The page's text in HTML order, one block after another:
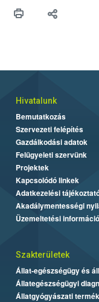
biztonsági Hivatal
Hivatalunk
Bemutatkozás
Szervezeti felépítés
Gazdálkodási adatok
Felügyeleti szervünk
Projektek
Kapcsolódó linkek
Adatkezelési
Akadálymentességi
Üzemeltetési információ
Szakterületek
Állat-egészségügy és
Állategészségügyi
Állatgyógyászati